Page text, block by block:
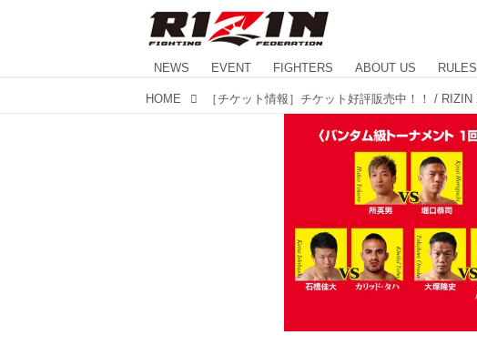
NEWS EVENT FIGHTERS ABOUT US RULES
HOME